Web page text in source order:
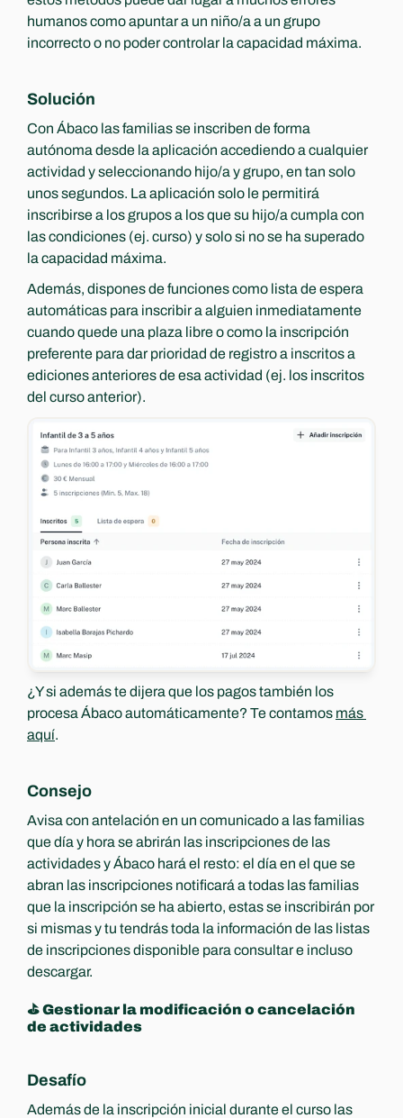
humanos como apuntar a un niño/a a un grupo
incorrecto o no poder controlar la capacidad máxima.
Solución
Con Ábaco las familias se inscriben de forma
autónoma desde la aplicación accediendo a cualquier
actividad y seleccionando hijo/a y grupo, en tan solo
unos segundos. La aplicación solo le permitirá
inscribirse a los grupos a los que su hijo/a cumpla con
las condiciones (ej. curso) y solo si no se ha superado
la capacidad máxima.
Además, dispones de funciones como lista de espera
automáticas para inscribir a alguien inmediatamente
cuando quede una plaza libre o como la inscripción
preferente para dar prioridad de registro a inscritos a
ediciones anteriores de esa actividad (ej. los inscritos
del curso anterior).
¿Y si además te dijera que los pagos también los
procesa Ábaco automáticamente? Te contamos más
aquí.
Consejo
Avisa con antelación en un comunicado a las familias
que día y hora se abrirán las inscripciones de las
actividades y Ábaco hará el resto: el día en el que se
abran las inscripciones notificará a todas las familias
que la inscripción se ha abierto, estas se inscribirán por
si mismas y tu tendrás toda la información de las listas
de inscripciones disponible para consultar e incluso
descargar.
⛳️ Gestionar la modificación o cancelación
de actividades
Desafío
Además de la inscripción inicial durante el curso las